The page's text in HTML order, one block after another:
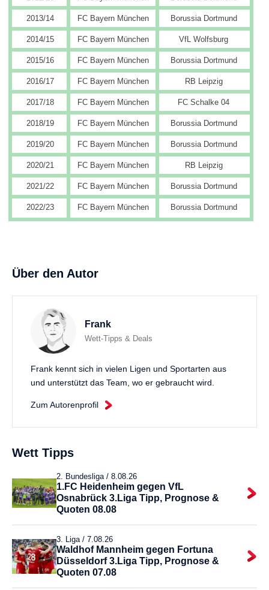
2013/14 FC Bayern München Borussia Dortmund
2014/15 FC Bayern München VfL Wolfsburg
2015/16 FC Bayern München Borussia Dortmund
2016/17 FC Bayern München RB Leipzig
2017/18 FC Bayern München FC Schalke 04
2018/19 FC Bayern München Borussia Dortmund
2019/20 FC Bayern München Borussia Dortmund
2020/21 FC Bayern München RB Leipzig
2021/22 FC Bayern München Borussia Dortmund
2022/23 FC Bayern München Borussia Dortmund
Über den Autor
Frank
Wett-Tipps & Deals
Frank kennt sich in vielen Ligen und Sportarten aus
und unterstützt das Team, wo er gebraucht wird.
Zum Autorenprofil
Wett Tipps
2. Bundesliga / 8.08.26
1.FC Heidenheim gegen VfL
Osnabrück 3.Liga Tipp, Prognose &
Quoten 08.08
3. Liga / 7.08.26
Waldhof Mannheim gegen Fortuna
Düsseldorf 3.Liga Tipp, Prognose &
Quoten 07.08